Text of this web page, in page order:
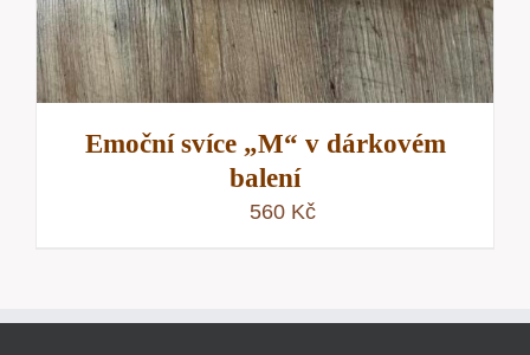
Emoční svíce „M“ v dárkovém
balení
560 Kč